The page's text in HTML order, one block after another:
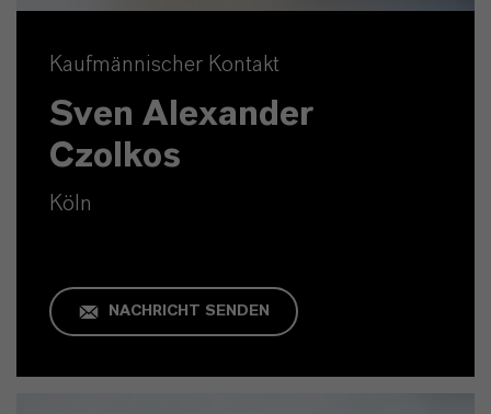
Kaufmännischer Kontakt
Sven Alexander
Czolkos
Köln
NACHRICHT SENDEN